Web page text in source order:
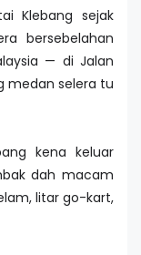
Klebang sejak
bersebelahan
— di Jalan
medan selera tu
kena keluar
dah macam
litar go-kart,